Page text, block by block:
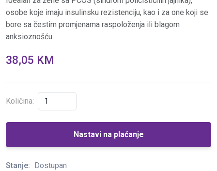
osobe koje imaju insulinsku rezistenciju, kao i za one koji se
bore sa čestim promjenama raspoloženja ili blagom
anksioznošću.
38,05 KM
Količina:
Nastavi na plaćanje
Stanje: Dostupan